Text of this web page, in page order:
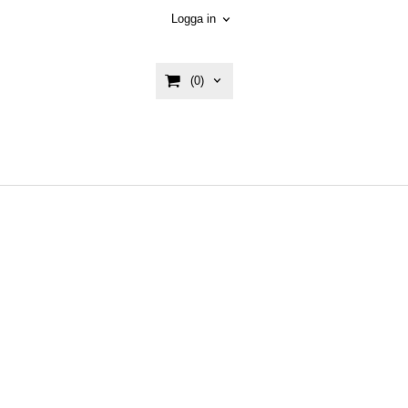
Logga in
(0)